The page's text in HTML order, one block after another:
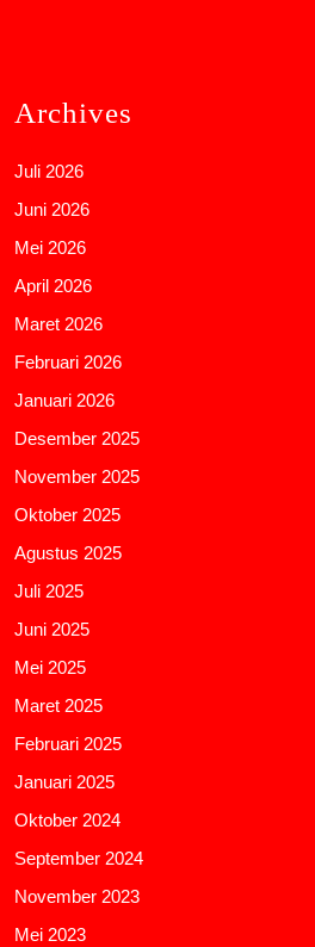
Archives
Juli 2026
Juni 2026
Mei 2026
April 2026
Maret 2026
Februari 2026
Januari 2026
Desember 2025
November 2025
Oktober 2025
Agustus 2025
Juli 2025
Juni 2025
Mei 2025
Maret 2025
Februari 2025
Januari 2025
Oktober 2024
September 2024
November 2023
Mei 2023